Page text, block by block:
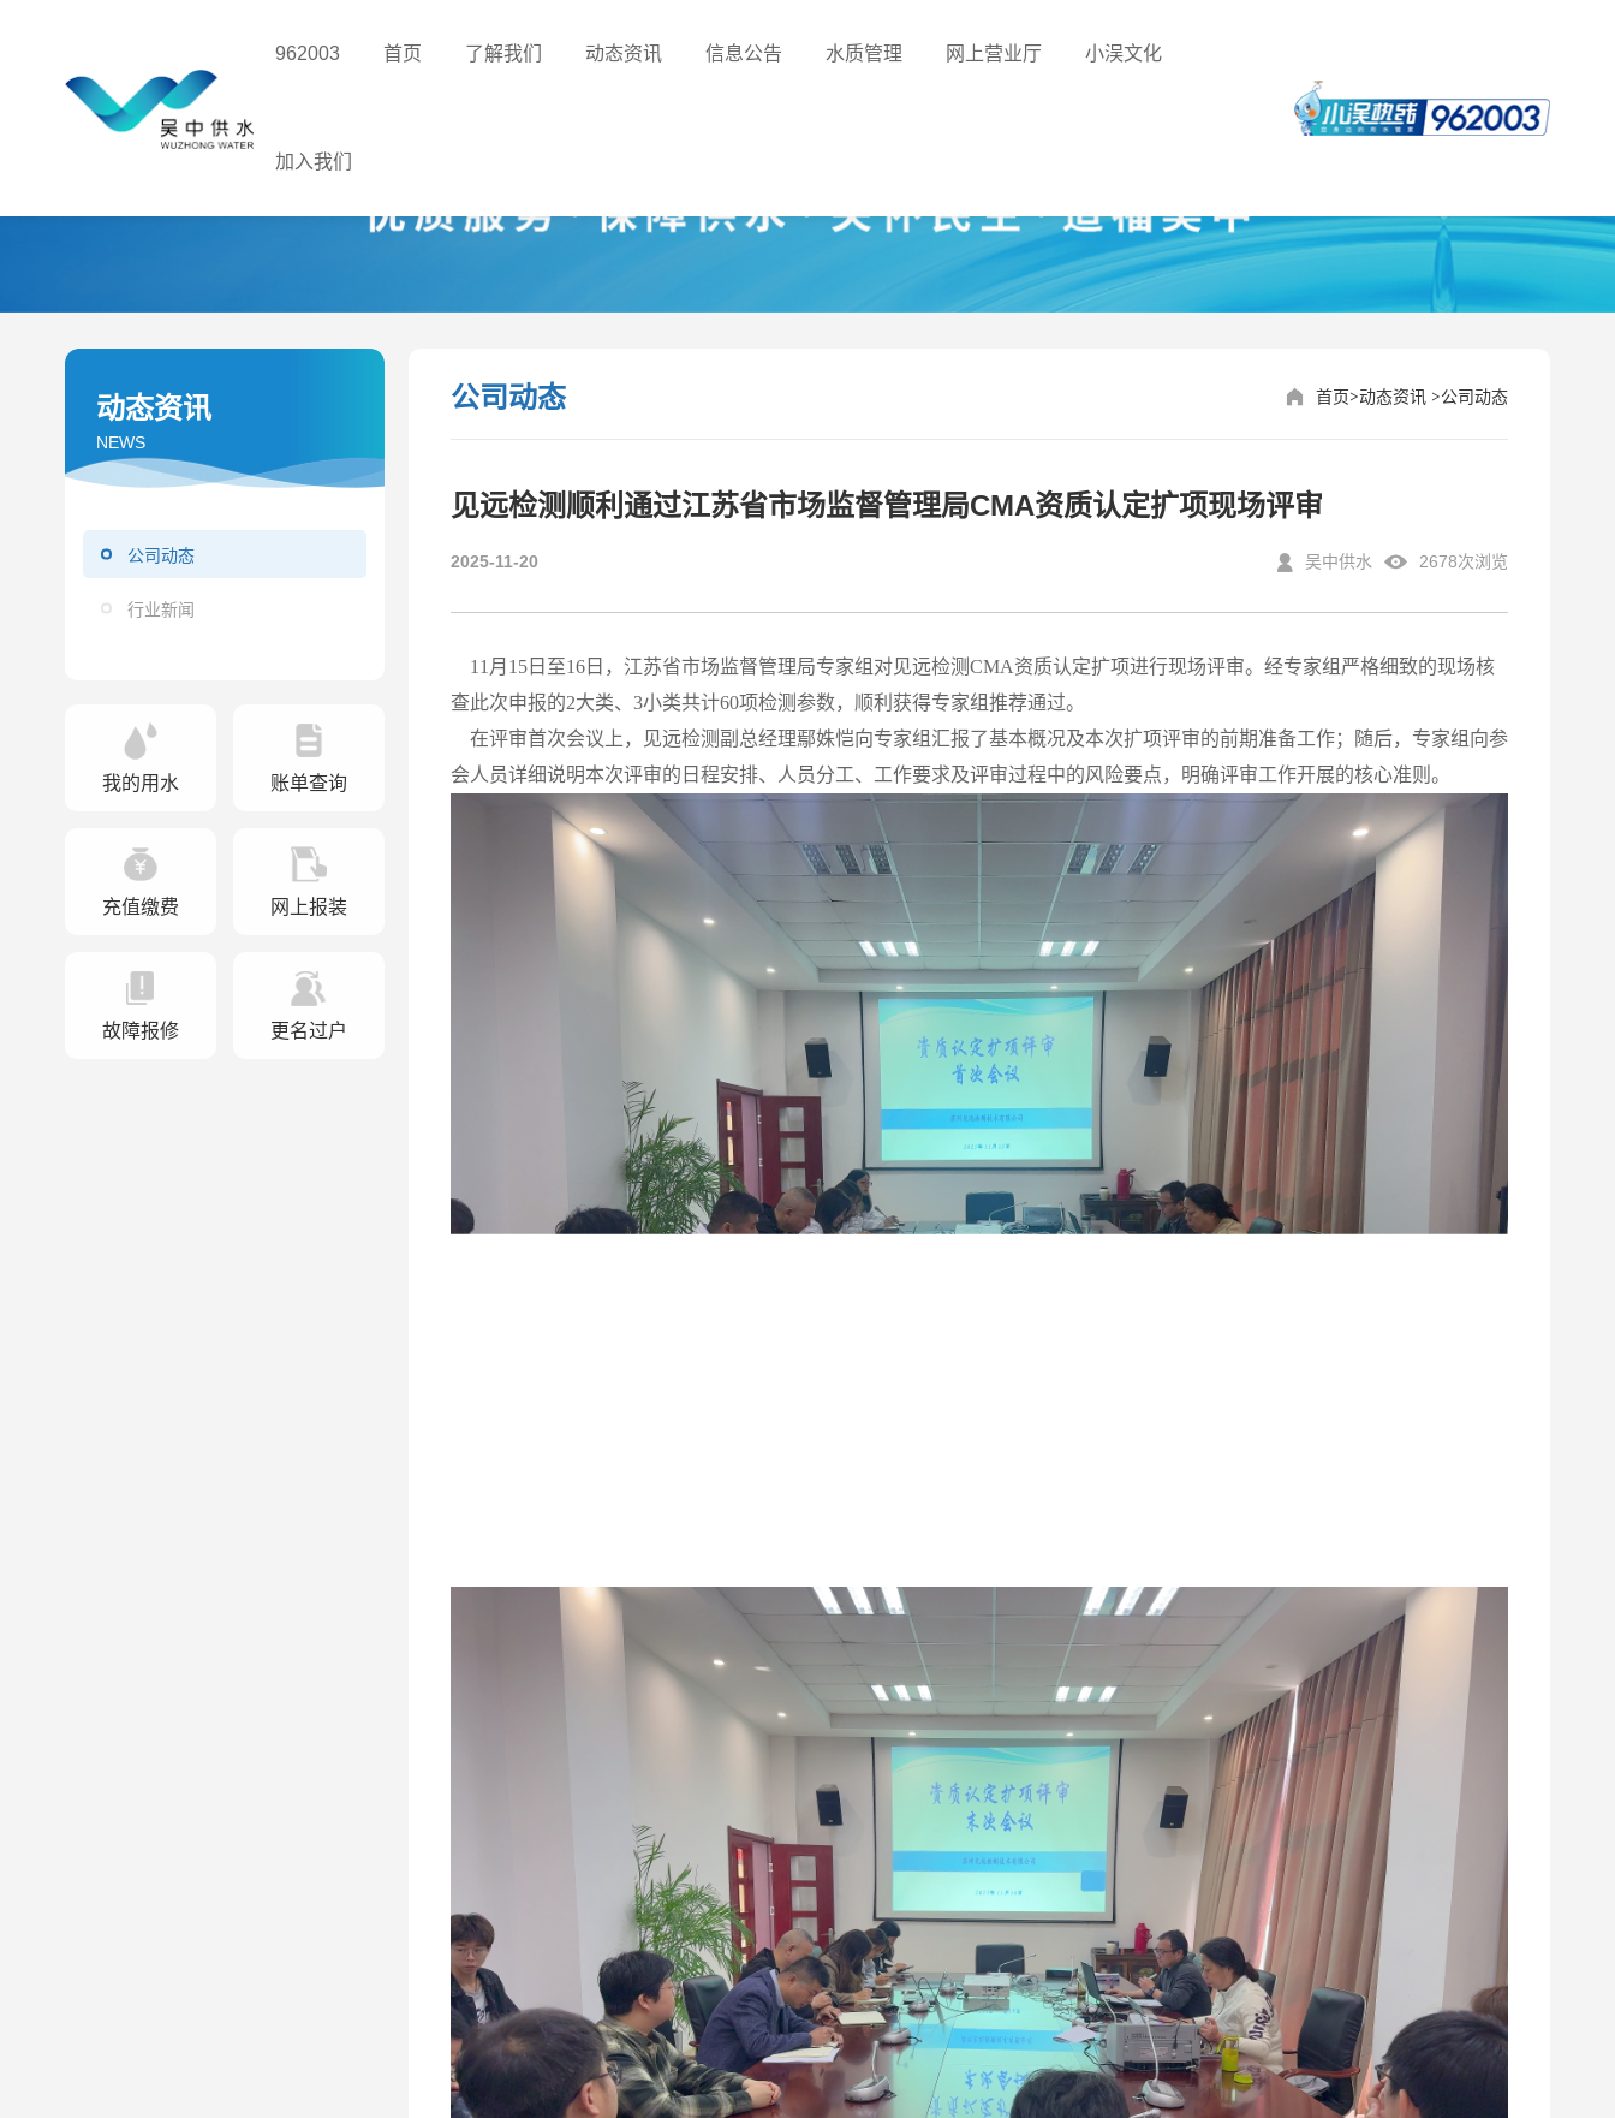
962003 首页 了解我们 动态资讯 信息公告 水质管理 网上营业厅 小洖文化
加入我们
动态资讯
NEWS
公司动态
行业新闻
我的用水 账单查询
充值缴费 网上报装
故障报修 更名过户
公司动态 首页>动态资讯 >公司动态
见远检测顺利通过江苏省市场监督管理局CMA资质认定扩项现场评审
2025-11-20 吴中供水 2678次浏览
11月15日至16日，江苏省市场监督管理局专家组对见远检测CMA资质认定扩项进行现场评审。经专家组严格细致的现场核
查此次申报的2大类、3小类共计60项检测参数，顺利获得专家组推荐通过。
在评审首次会议上，见远检测副总经理鄢姝恺向专家组汇报了基本概况及本次扩项评审的前期准备工作；随后，专家组向参
会人员详细说明本次评审的日程安排、人员分工、工作要求及评审过程中的风险要点，明确评审工作开展的核心准则。